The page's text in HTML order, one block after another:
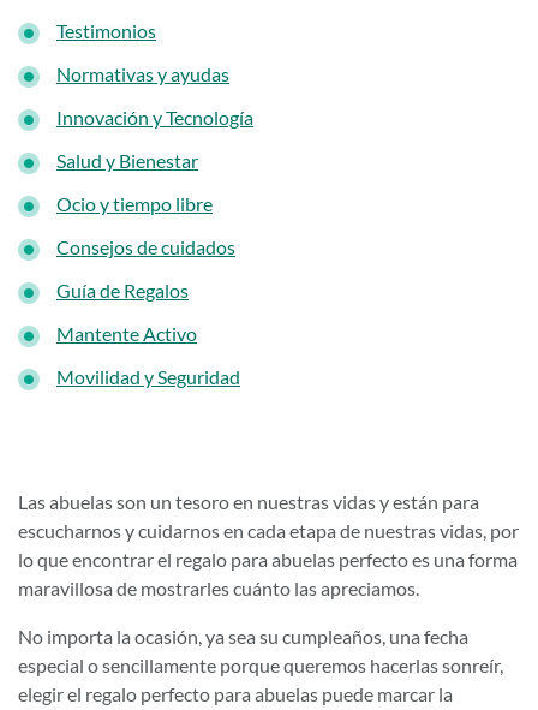
i
a
l
Testimonios
Normativas y ayudas
Innovación y Tecnología
Salud y Bienestar
Ocio y tiempo libre
Consejos de cuidados
Guía de Regalos
Mantente Activo
Movilidad y Seguridad
Las abuelas son un tesoro en nuestras vidas y están para
escucharnos y cuidarnos en cada etapa de nuestras vidas, por
lo que encontrar el regalo para abuelas perfecto es una forma
maravillosa de mostrarles cuánto las apreciamos.
No importa la ocasión, ya sea su cumpleaños, una fecha
especial o sencillamente porque queremos hacerlas sonreír,
elegir el regalo perfecto para abuelas puede marcar la